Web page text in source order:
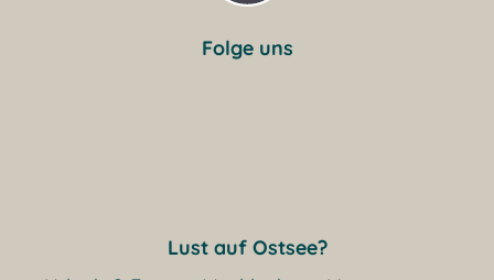
Folge uns
Lust auf Ostsee?